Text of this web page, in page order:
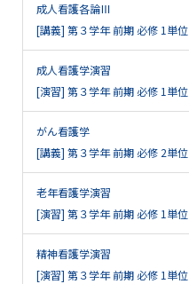
成人看護各論Ⅲ
[講義] 第３学年 前期 必修 1単位
成人看護学演習
[演習] 第３学年 前期 必修 1単位
がん看護学
[講義] 第３学年 前期 必修 2単位
老年看護学演習
[演習] 第３学年 前期 必修 1単位
精神看護学演習
[演習] 第３学年 前期 必修 1単位